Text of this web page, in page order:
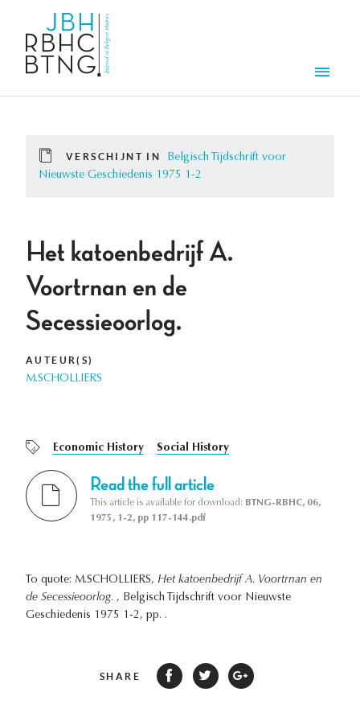
VERSCHIJNT IN
Belgisch Tijdschrift voor
Nieuwste Geschiedenis 1975 1-2
Het katoenbedrijf A.
Voortrnan en de
Secessieoorlog.
AUTEUR(S)
M.SCHOLLIERS
Economic History Social History
Read the full article
This article is available for download: BTNG-RBHC, 06,
1975, 1-2, pp 117-144.pdf
To quote: M.SCHOLLIERS, Het katoenbedrijf A. Voortrnan en
de Secessieoorlog. , Belgisch Tijdschrift voor Nieuwste
Geschiedenis 1975 1-2, pp. .
SHARE